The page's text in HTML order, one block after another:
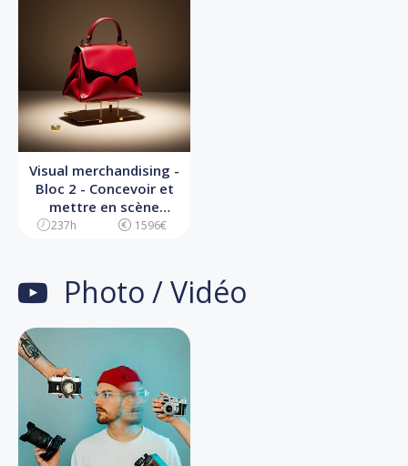
Visual merchandising -
Bloc 2 - Concevoir et
mettre en scène
l’identité visuelle d’un
237h 1596€
Photo / Vidéo